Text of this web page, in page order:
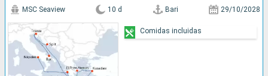
MSC Seaview 10 d Bari 29/10/2028
Comidas incluidas